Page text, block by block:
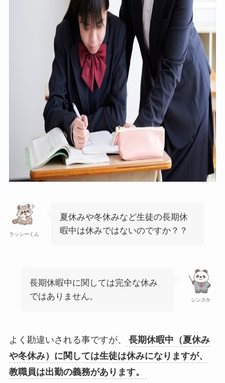
ラッシーくん
夏休みや冬休みなど生徒の長期休
暇中は休みではないのですか？？
シンスケ
長期休暇中に関しては完全な休み
ではありません。
よく勘違いされる事ですが、
長期休暇中（夏休み
や冬休み）に関しては生徒は休みになりますが、
教職員は出勤の義務があります。